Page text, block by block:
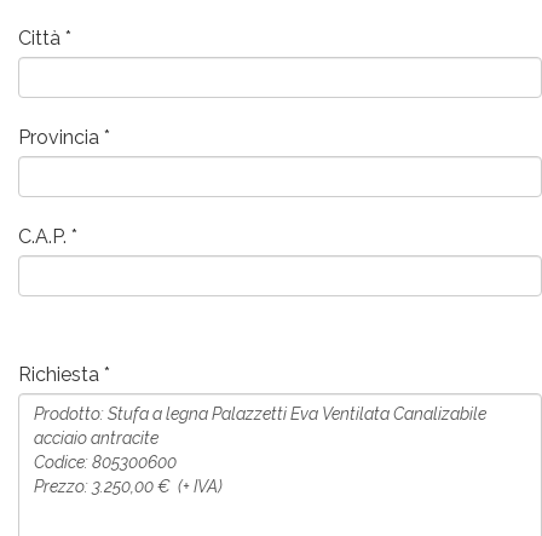
Città
Provincia
C.A.P.
Richiesta